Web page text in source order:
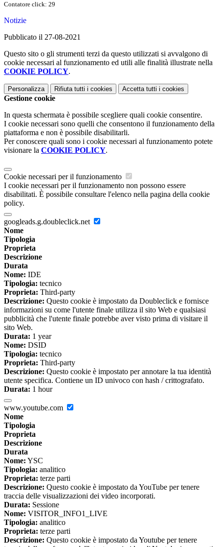
Contatore click: 29
Notizie
Pubblicato il 27-08-2021
Questo sito o gli strumenti terzi da questo utilizzati si avvalgono di
cookie necessari al funzionamento ed utili alle finalità illustrate nella
COOKIE POLICY.
Personalizza Rifiuta tutti i cookies Accetta tutti i cookies
Gestione cookie
In questa schermata è possibile scegliere quali cookie consentire.
I cookie necessari sono quelli che consentono il funzionamento della
piattaforma e non è possibile disabilitarli.
Per conoscere quali sono i cookie necessari al funzionamento potete
visionare la COOKIE POLICY.
Cookie necessari per il funzionamento
I cookie necessari per il funzionamento non possono essere
disabilitati. È possibile consultare l'elenco nella pagina della cookie
policy.
googleads.g.doubleclick.net
Nome
Tipologia
Proprieta
Descrizione
Durata
Nome: IDE
Tipologia: tecnico
Proprieta: Third-party
Descrizione: Questo cookie è impostato da Doubleclick e fornisce
informazioni su come l'utente finale utilizza il sito Web e qualsiasi
pubblicità che l'utente finale potrebbe aver visto prima di visitare il
sito Web.
Durata: 1 year
Nome: DSID
Tipologia: tecnico
Proprieta: Third-party
Descrizione: Questo cookie è impostato per annotare la tua identità
utente specifica. Contiene un ID univoco con hash / crittografato.
Durata: 1 hour
www.youtube.com
Nome
Tipologia
Proprieta
Descrizione
Durata
Nome: YSC
Tipologia: analitico
Proprieta: terze parti
Descrizione: Questo cookie è impostato da YouTube per tenere
traccia delle visualizzazioni dei video incorporati.
Durata: Sessione
Nome: VISITOR_INFO1_LIVE
Tipologia: analitico
Proprieta: terze parti
Descrizione: Questo cookie è impostato da Youtube per tenere